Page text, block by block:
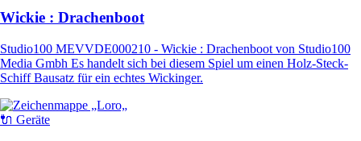
Wickie : Drachenboot
Studio100 MEVVDE000210 - Wickie : Drachenboot von Studio100
Media Gmbh Es handelt sich bei diesem Spiel um einen Holz-Steck-
Schiff Bausatz für ein echtes Wickinger.
🔌 Geräte